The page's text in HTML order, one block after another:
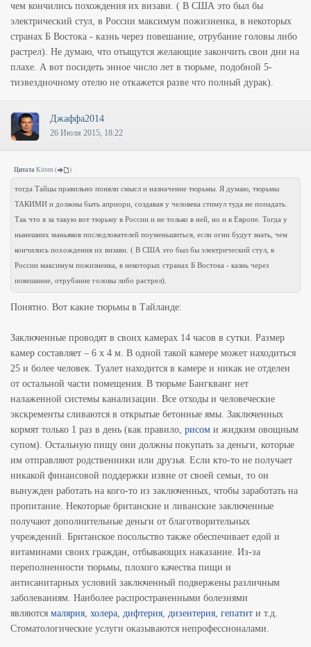
чем кончились похождения их визави. ( В США это был бы
электрический стул, в России максимум пожизненка, в некоторых
странах Б Востока - казнь через повешание, отрубание головы либо
растрел). Не думаю, что отыщутся желающие закончить свои дни на
плахе. А вот посидеть энное число лет в тюрьме, подобной 5-
тизвездночному отелю не откажется разве что полный дурак).
Джаффа2014
26 Июля 2015, 18:22
Цитата Kitten ( )
тогда Тайцы правильно поняли смысл и назначение тюрьмы. Я думаю, тюрьмы
ТАКИМИ и должны быть априори, создавая у человека стимул туда не попадать.
Так что я за такую вот тюрьму в России и не только в ней, но и в Европе. Тогда у
нынешних маньяков последлователей поуменьшиться, если огни будут знать, чем
кончились похождения их визави. ( В США это был бы электрический стул, в
России максимум пожизненка, в некоторых странах Б Востока - казнь через
повешание, отрубание головы либо растрел).
Понятно. Вот какие тюрьмы в Тайланде:
Заключенные проводят в своих камерах 14 часов в сутки. Размер
камер составляет – 6 х 4 м. В одной такой камере может находиться
25 и более человек. Туалет находится в камере и никак не отделен
от остальной части помещения. В тюрьме Бангкванг нет
налаженной системы канализации. Все отходы и человеческие
экскременты сливаются в открытые бетонные ямы. Заключенных
кормят только 1 раз в день (как правило, рисом и жидким овощным
супом). Остальную пищу они должны покупать за деньги, которые
им отправляют родственники или друзья. Если кто-то не получает
никакой финансовой поддержки извне от своей семьи, то он
вынужден работать на кого-то из заключенных, чтобы заработать на
пропитание. Некоторые британские и ливанские заключенные
получают дополнительные деньги от благотворительных
учреждений. Британское посольство также обеспечивает едой и
витаминами своих граждан, отбывающих наказание. Из-за
переполненности тюрьмы, плохого качества пищи и
антисанитарных условий заключенный подвержены различным
заболеваниям. Наиболее распространенными болезнями
являются малярия, холера, дифтерия, дизентерия, гепатит и т.д.
Стоматологические услуги оказываются непрофессионалами.